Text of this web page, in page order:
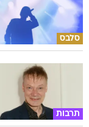
סלבס
תרבות